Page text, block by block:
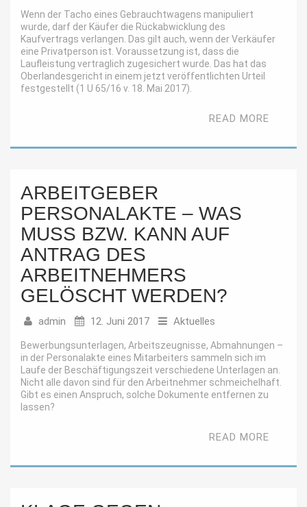
Wenn der Tacho eines Gebrauchtwagens manipuliert
wurde, darf der Käufer die Rückabwicklung des
Kaufvertrags verlangen. Das gilt auch, wenn der Verkäufer
eine Privatperson ist. Voraussetzung ist, dass die
Laufleistung vertraglich zugesichert wurde. Das hat das
Oberlandesgericht in einem jetzt veröffentlichten Urteil
festgestellt (1 U 65/16 v. 18. Mai 2017).
READ MORE
ARBEITGEBER
PERSONALAKTE – WAS
MUSS BZW. KANN AUF
ANTRAG DES
ARBEITNEHMERS
GELÖSCHT WERDEN?
admin 12. Juni 2017 Aktuelles
Bewerbungsunterlagen, Arbeitszeugnisse, Abmahnungen –
in der Personalakte eines Mitarbeiters sammeln sich im
Laufe der Beschäftigungszeit verschiedene Unterlagen an.
Nicht alle davon sind für den Arbeitnehmer schmeichelhaft.
Gibt es einen Anspruch, solche Dokumente entfernen zu
lassen?
READ MORE